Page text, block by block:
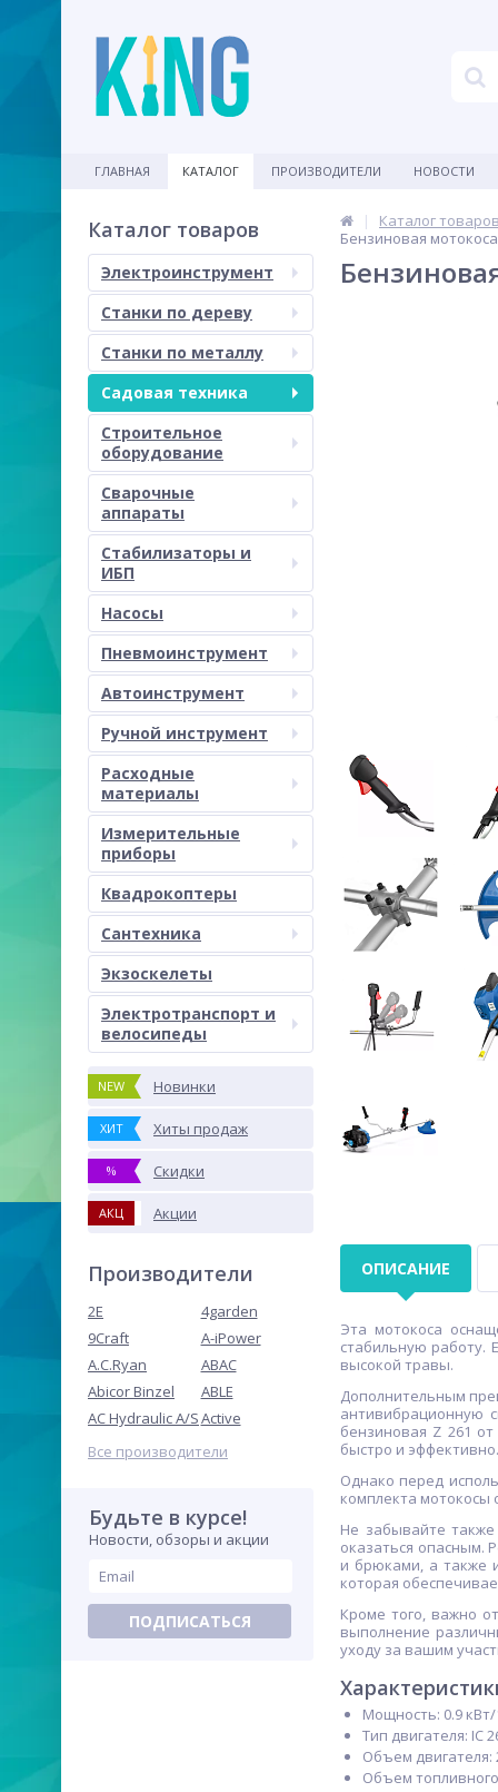
ГЛАВНАЯ КАТАЛОГ ПРОИЗВОДИТЕЛИ НОВОСТИ
Каталог товаров
Электроинструмент
Станки по дереву
Станки по металлу
Садовая техника
Строительное
оборудование
Сварочные
аппараты
Стабилизаторы и
ИБП
Насосы
Пневмоинструмент
Автоинструмент
Ручной инструмент
Расходные
материалы
Измерительные
приборы
Квадрокоптеры
Сантехника
Экзоскелеты
Электротранспорт и
велосипеды
NEW Новинки
ХИТ Хиты продаж
% Скидки
АКЦ Акции
Производители
2E
4garden
9Craft
A-iPower
A.C.Ryan
ABAC
Abicor Binzel
ABLE
AC Hydraulic A/SActive
Все производители
Будьте в курсе!
Новости, обзоры и акции
ПОДПИСАТЬСЯ
Каталог
Бензиновая
ОПИСАНИЕ
Эта мотокоса
стабильную работу.
высокой травы.
Дополнительным
антивибрационную
бензиновая Z 261
быстро и эффективно.
Однако перед
комплекта
Не забывайте
оказаться опасным.
и брюками, а также
которая
Кроме того, важно
выполнение
уходу за вашим
Мощность: 0.9 кВт/
Тип двигателя: IC
Объем двигателя:
Объем